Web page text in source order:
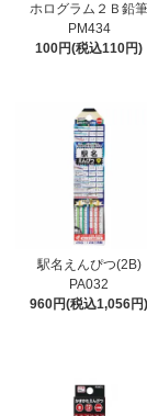
ホログラム２Ｂ鉛筆
PM434
100円(税込110円)
駅名えんぴつ(2B)
PA032
960円(税込1,056円)